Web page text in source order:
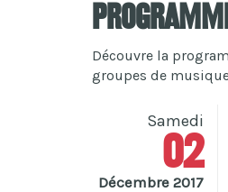
Découvre la
groupes de
Samedi
02
Décembre 2017